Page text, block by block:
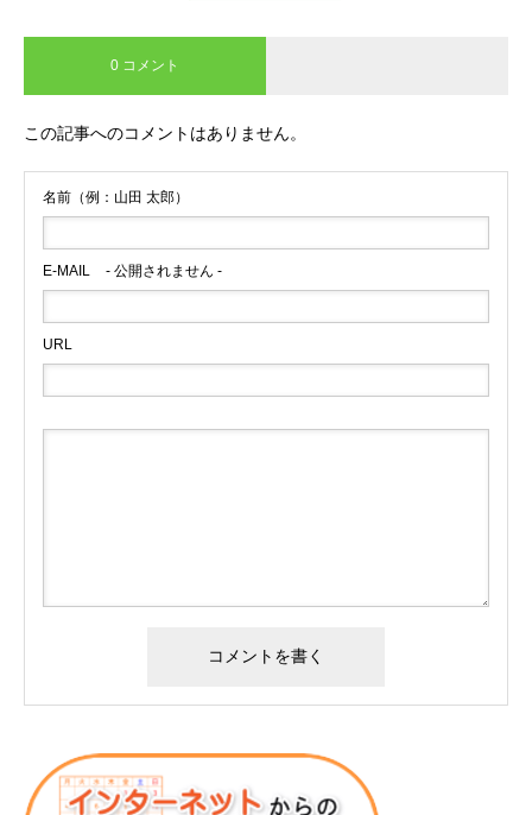
0 コメント
この記事へのコメントはありません。
名前（例：山田 太郎）
E-MAIL - 公開されません -
URL